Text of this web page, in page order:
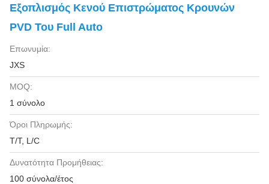
Εξοπλισμός Κενού Επιστρώματος Κρουνών
PVD Του Full Auto
Επωνυμία:
JXS
MOQ:
1 σύνολο
Όροι Πληρωμής:
T/T, L/C
Δυνατότητα Προμήθειας:
100 σύνολα/έτος